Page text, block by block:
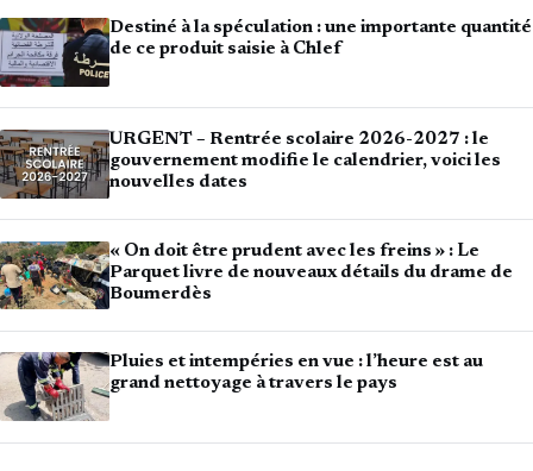
Destiné à la spéculation : une importante quantité
de ce produit saisie à Chlef
URGENT – Rentrée scolaire 2026-2027 : le
gouvernement modifie le calendrier, voici les
nouvelles dates
« On doit être prudent avec les freins » : Le
Parquet livre de nouveaux détails du drame de
Boumerdès
Pluies et intempéries en vue : l’heure est au
grand nettoyage à travers le pays